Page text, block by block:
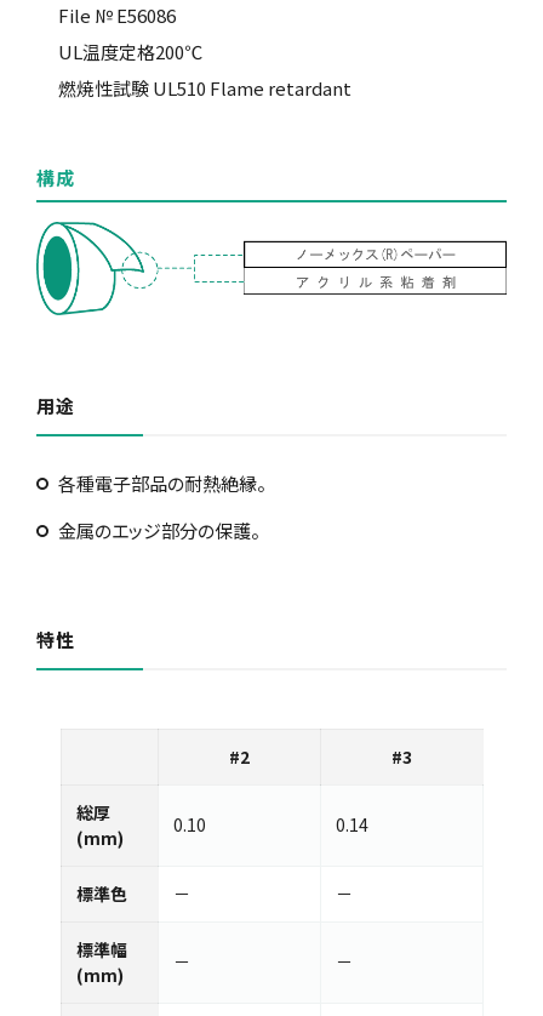
File № E56086
UL温度定格200℃
燃焼性試験 UL510 Flame retardant
構成
用途
各種電子部品の耐熱絶縁。
金属のエッジ部分の保護。
特性
#2 #3
総厚
(mm)
0.10 0.14
標準色 － －
標準幅
(mm)
－ －